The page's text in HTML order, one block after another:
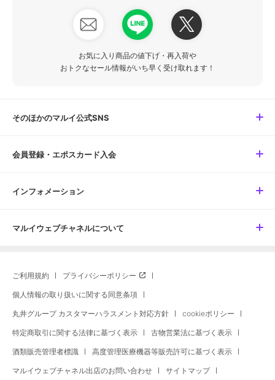
お気に入り商品の値下げ・再入荷や
おトクなセール情報がいち早く受け取れます！
そのほかのマルイ公式SNS
会員登録・エポスカード入会
インフォメーション
マルイウェブチャネルについて
ご利用規約 プライバシーポリシー
個人情報の取り扱いに関する同意条項
丸井グループ カスタマーハラスメント対応方針 cookieポリシー
特定商取引に関する法律に基づく表示 古物営業法に基づく表示
酒類販売管理者標識 高度管理医療機器等販売許可に基づく表示
マルイウェブチャネル出店のお問い合わせ サイトマップ